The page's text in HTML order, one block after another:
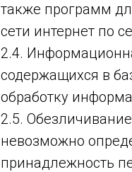
также программ
сети интернет по
2.4.
содержащихся в
обработку
2.5.
невозможно
принадлежность